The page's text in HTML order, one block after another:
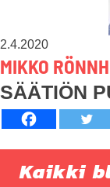
2.4.2020
MIKKO
SÄÄTIÖN
Kaikki